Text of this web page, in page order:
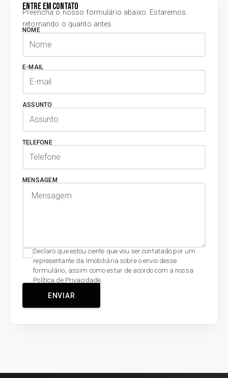
Entre em contato
Preencha o nosso formulário abaixo. Estaremos
retornando o quanto antes:
NOME
E-MAIL
ASSUNTO
TELEFONE
MENSAGEM
Declaro que estou ciente que vou ser contatado por um
representante da Imobiliária sobre o envio desse
formulário, assim como estar de acordo com a nossa
Política de Privacidade
ENVIAR